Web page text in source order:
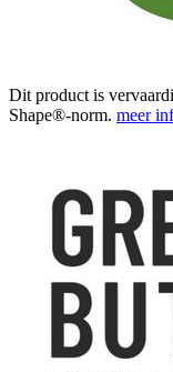
Dit product is
Shape®-norm. meer